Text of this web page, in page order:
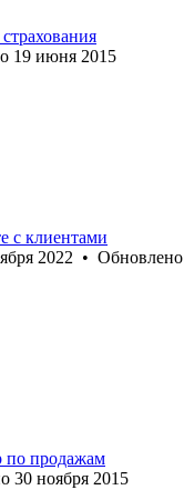
19 июня 2015
с клиентами
2022 • Обновлено
по продажам
30 ноября 2015